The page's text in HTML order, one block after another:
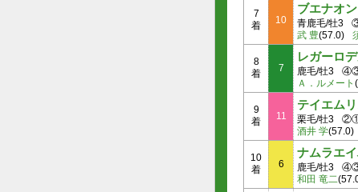
7
着
10
ブエナオ
青鹿毛/牡3
武 豊(57.0)
8
着
7
レガーロ
鹿毛/牡3
Ａ．ルメート
9
着
11
テイエム
栗毛/牡3
酒井 学(57.0)
10
着
6
ナムラエ
鹿毛/牡3
和田 竜二